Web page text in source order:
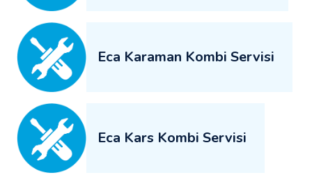
Eca Karaman Kombi Servisi
Eca Kars Kombi Servisi